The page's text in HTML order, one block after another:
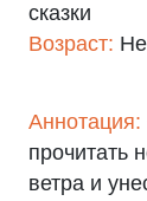
сказки
Возраст:
Аннотация:
прочитать
ветра и